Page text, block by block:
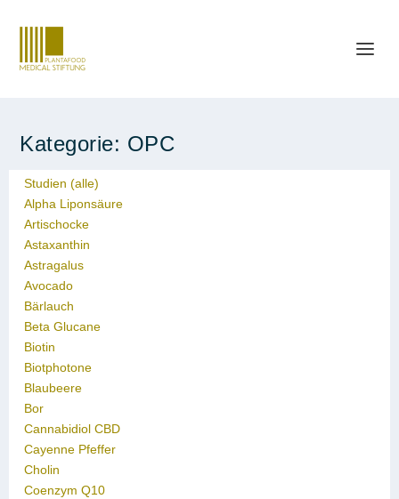
Kategorie: OPC
Studien (alle)
Alpha Liponsäure
Artischocke
Astaxanthin
Astragalus
Avocado
Bärlauch
Beta Glucane
Biotin
Biotphotone
Blaubeere
Bor
Cannabidiol CBD
Cayenne Pfeffer
Cholin
Coenzym Q10